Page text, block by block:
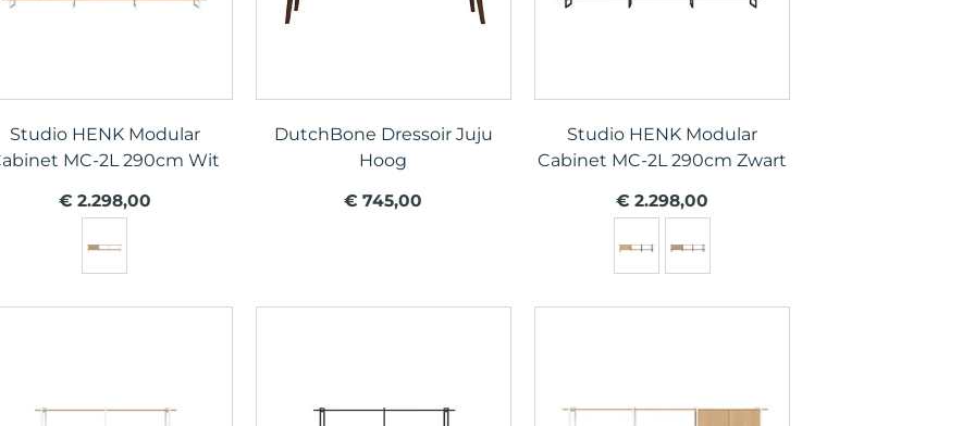
Studio HENK Modular
MC-2L 290cm Wit
€ 2.298,00
DutchBone Dressoir Juju
Hoog
€ 745,00
Studio HENK Modular
Cabinet MC-2L 290cm Zwart
€ 2.298,00